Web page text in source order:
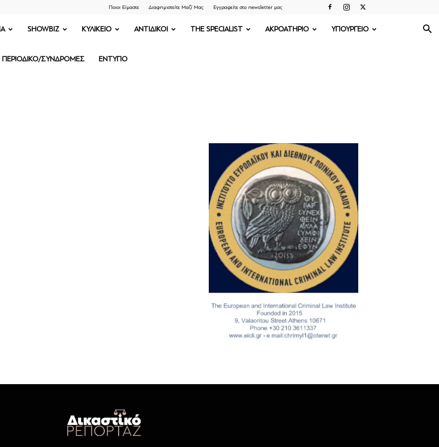
Ποιοι Είμαστε Διαφημιστείτε Μαζί Μας Εγγραφείτε στο newsletter μας
SHOWBIZ ΚΥΛΙΚΕΙΟ ΑΝΤΙΔΙΚΟΙ THE SPECIALIST ΑΚΡΟΑΤΗΡΙΟ ΥΠΟΥΡΓΕΙΟ
ΠΕΡΙΟΔΙΚΟ/ΣΥΝΔΡΟΜΕΣ ΕΝΤΥΠΟ